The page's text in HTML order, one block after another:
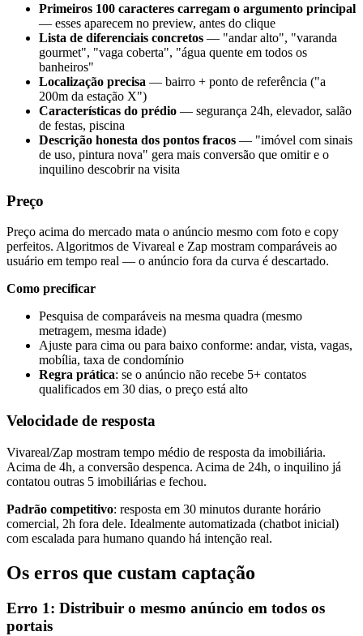
Primeiros 100 caracteres carregam o argumento principal
— esses aparecem no preview, antes do clique
Lista de diferenciais concretos — "andar alto", "varanda
gourmet", "vaga coberta", "água quente em todos os
banheiros"
Localização precisa — bairro + ponto de referência ("a
200m da estação X")
Características do prédio — segurança 24h, elevador, salão
de festas, piscina
Descrição honesta dos pontos fracos — "imóvel com sinais
de uso, pintura nova" gera mais conversão que omitir e o
inquilino descobrir na visita
Preço
Preço acima do mercado mata o anúncio mesmo com foto e copy
perfeitos. Algoritmos de Vivareal e Zap mostram comparáveis ao
usuário em tempo real — o anúncio fora da curva é descartado.
Como precificar
Pesquisa de comparáveis na mesma quadra (mesmo
metragem, mesma idade)
Ajuste para cima ou para baixo conforme: andar, vista, vagas,
mobília, taxa de condomínio
Regra prática: se o anúncio não recebe 5+ contatos
qualificados em 30 dias, o preço está alto
Velocidade de resposta
Vivareal/Zap mostram tempo médio de resposta da imobiliária.
Acima de 4h, a conversão despenca. Acima de 24h, o inquilino já
contatou outras 5 imobiliárias e fechou.
Padrão competitivo: resposta em 30 minutos durante horário
comercial, 2h fora dele. Idealmente automatizada (chatbot inicial)
com escalada para humano quando há intenção real.
Os erros que custam captação
Erro 1: Distribuir o mesmo anúncio em todos os
portais